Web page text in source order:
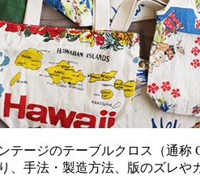
テージのテーブルクロス（通
、手法・製造方法、版のズレや